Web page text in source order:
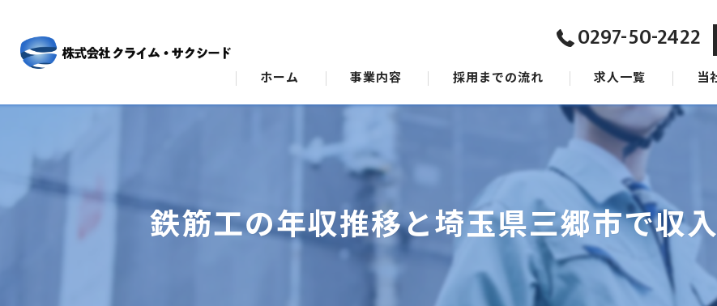
0297-50-2422
ホーム 事業内容
スタッフ
採用までの流れ 求人一覧 当
千
未経
鉄筋工の年収推移と埼玉県三郷市で収